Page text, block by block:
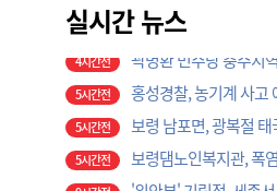
실시간 뉴스
5시간전 보령댐노인복지관, 폭
9시간전
9시간전
9시간전
9시간전